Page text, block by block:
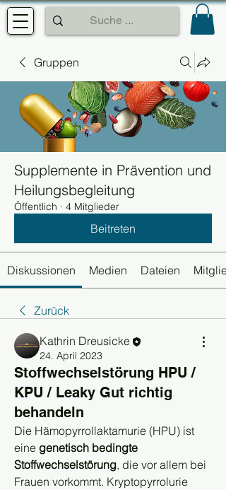
Gruppen
Supplemente in Prävention und
Heilungsbegleitung
Öffentlich · 4 Mitglieder
Beitreten
Diskussionen Medien Dateien
Zurück
Kathrin Dreusicke
24. April 2023
Stoffwechselstörung HPU /
KPU / Leaky Gut richtig
behandeln
Die Hämopyrrollaktamurie (HPU) ist
eine genetisch bedingte
Stoffwechselstörung, die vor allem bei
Frauen vorkommt. Kryptopyrrolurie